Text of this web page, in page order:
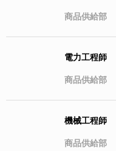
商品供給部
電力工程師
商品供給部
機械工程師
商品供給部